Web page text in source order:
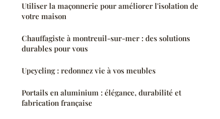
Utiliser la maçonnerie pour améliorer l'isolation de
votre maison
Chauffagiste à montreuil-sur-mer : des solutions
durables pour vous
Upcycling : redonnez vie à vos meubles
Portails en aluminium : élégance, durabilité et
fabrication française